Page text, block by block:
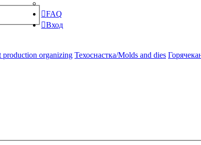
FAQ
Вход
production organizing Техоснастка/Molds and dies